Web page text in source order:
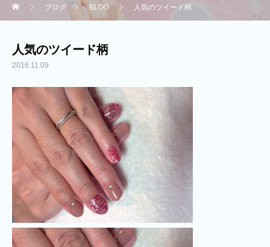
ブログ BLOG 人気のツイード柄
人気のツイード柄
2016.11.09